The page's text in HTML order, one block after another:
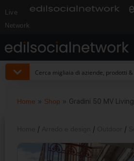
Live
Network
Home » Shop » Gradini 50 MV Living
/ / /